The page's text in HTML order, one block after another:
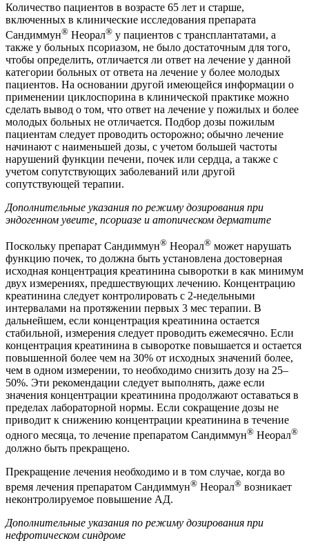
Количество пациентов в возрасте 65 лет и старше,
включенных в клинические исследования препарата
Сандиммун® Неорал® у пациентов с трансплантатами, а
также у больных псориазом, не было достаточным для того,
чтобы определить, отличается ли ответ на лечение у данной
категории больных от ответа на лечение у более молодых
пациентов. На основании другой имеющейся информации о
применении циклоспорина в клинической практике можно
сделать вывод о том, что ответ на лечение у пожилых и более
молодых больных не отличается. Подбор дозы пожилым
пациентам следует проводить осторожно; обычно лечение
начинают с наименьшей дозы, с учетом большей частоты
нарушений функции печени, почек или сердца, а также с
учетом сопутствующих заболеваний или другой
сопутствующей терапии.
Дополнительные указания по режиму дозирования при
эндогенном увеите, псориазе и атопическом дерматите
Поскольку препарат Сандиммун® Неорал® может нарушать
функцию почек, то должна быть установлена достоверная
исходная концентрация креатинина сыворотки в как минимум
двух измерениях, предшествующих лечению. Концентрацию
креатинина следует контролировать с 2-недельными
интервалами на протяжении первых 3 мес терапии. В
дальнейшем, если концентрация креатинина остается
стабильной, измерения следует проводить ежемесячно. Если
концентрация креатинина в сыворотке повышается и остается
повышенной более чем на 30% от исходных значений более,
чем в одном измерении, то необходимо снизить дозу на 25–
50%. Эти рекомендации следует выполнять, даже если
значения концентрации креатинина продолжают оставаться в
пределах лабораторной нормы. Если сокращение дозы не
приводит к снижению концентрации креатинина в течение
одного месяца, то лечение препаратом Сандиммун® Неорал®
должно быть прекращено.
Прекращение лечения необходимо и в том случае, когда во
время лечения препаратом Сандиммун® Неорал® возникает
неконтролируемое повышение АД.
Дополнительные указания по режиму дозирования при
нефротическом синдроме